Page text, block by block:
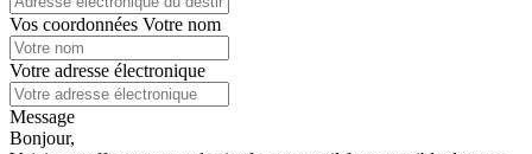
Vos coordonnées Votre nom
Votre adresse électronique
Message
Bonjour,